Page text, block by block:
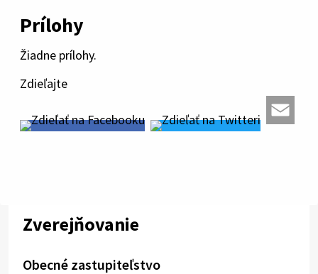
Prílohy
Žiadne prílohy.
Zdieľajte
Zverejňovanie
Obecné zastupiteľstvo